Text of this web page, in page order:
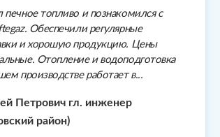
печное топливо и познакомился с
Обеспечили регулярные
и хорошую продукцию. Цены
Отопление и водоподготовка
производстве работает в...
Петрович гл. инженер
район)